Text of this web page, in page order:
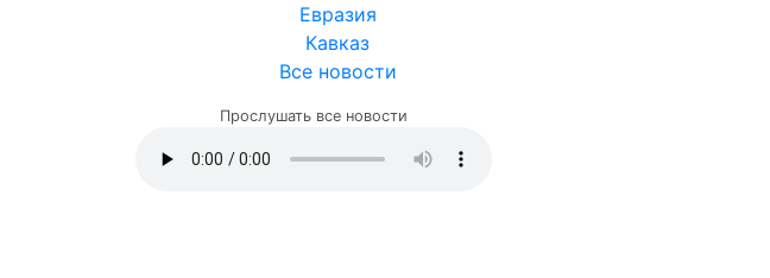
Евразия
Кавказ
Все новости
Прослушать все новости